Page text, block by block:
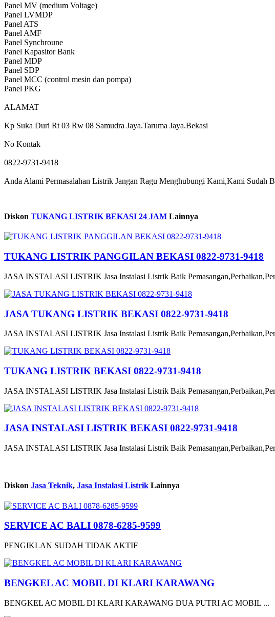
Panel MV (medium Voltage)
Panel LVMDP
Panel ATS
Panel AMF
Panel Synchroune
Panel Kapasitor Bank
Panel MDP
Panel SDP
Panel MCC (control mesin dan pompa)
Panel PKG
ALAMAT
Kp Suka Duri Rt 03 Rw 08 Samudra Jaya.Taruma Jaya.Bekasi
No Kontak
0822-9731-9418
Anda Alami Permasalahan Listrik Jangan Ragu Menghubungi Kami,Kami Sudah
Diskon TUKANG LISTRIK BEKASI 24 JAM Lainnya
TUKANG LISTRIK PANGGILAN BEKASI 0822-9731-9418
JASA INSTALASI LISTRIK Jasa Instalasi Listrik Baik
JASA TUKANG LISTRIK BEKASI 0822-9731-9418
JASA INSTALASI LISTRIK Jasa Instalasi Listrik Baik
TUKANG LISTRIK BEKASI 0822-9731-9418
JASA INSTALASI LISTRIK Jasa Instalasi Listrik Baik
JASA INSTALASI LISTRIK BEKASI 0822-9731-9418
JASA INSTALASI LISTRIK Jasa Instalasi Listrik Baik
Diskon Jasa Teknik, Jasa Instalasi Listrik Lainnya
SERVICE AC BALI 0878-6285-9599
PENGIKLAN SUDAH TIDAK AKTIF
BENGKEL AC MOBIL DI KLARI KARAWANG
BENGKEL AC MOBIL DI KLARI KARAWANG DUA PUTRI AC MOBIL ...